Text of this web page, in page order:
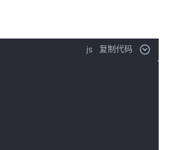
js 复制代码